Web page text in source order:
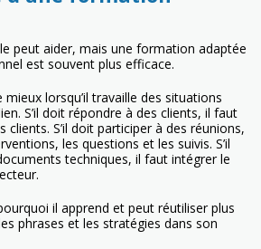
peut aider, mais une formation adaptée
est souvent plus efficace.
lorsqu’il travaille des situations
S’il doit répondre à des clients, il faut
clients. S’il doit participer à des réunions,
les questions et les suivis. S’il
techniques, il faut intégrer le
il apprend et peut réutiliser plus
phrases et les stratégies dans son